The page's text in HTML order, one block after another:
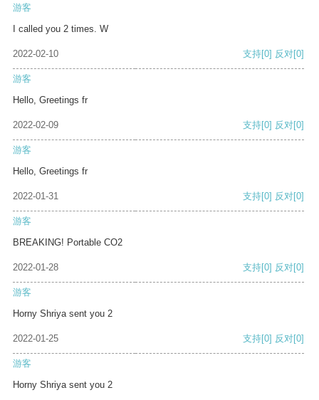
游客
I called you 2 times. W
2022-02-10 支持[0] 反对[0]
游客
Hello, Greetings fr
2022-02-09 支持[0] 反对[0]
游客
Hello, Greetings fr
2022-01-31 支持[0] 反对[0]
游客
BREAKING! Portable CO2
2022-01-28 支持[0] 反对[0]
游客
Horny Shriya sent you 2
2022-01-25 支持[0] 反对[0]
游客
Horny Shriya sent you 2